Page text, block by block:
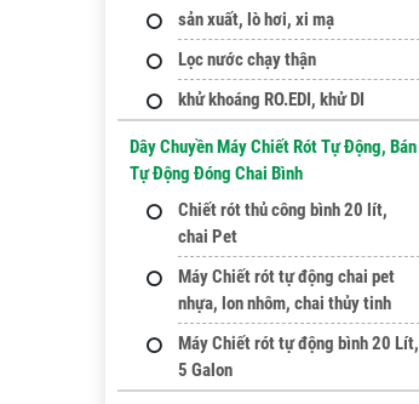
sản xuất, lò hơi, xi mạ
Lọc nước chạy thận
khử khoáng RO.EDI, khử DI
Dây Chuyền Máy Chiết Rót Tự Động, Bán
Tự Động Đóng Chai Bình
Chiết rót thủ công bình 20 lít,
chai Pet
Máy Chiết rót tự động chai pet
nhựa, lon nhôm, chai thủy tinh
Máy Chiết rót tự động bình 20 Lít,
5 Galon